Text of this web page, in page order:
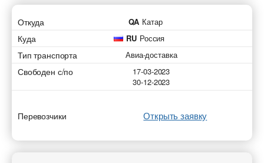
Откуда QA Катар
Куда RU Россия
Тип транспорта Авиа-доставка
Свободен с/по
17-03-2023
30-12-2023
Перевозчики Открыть заявку